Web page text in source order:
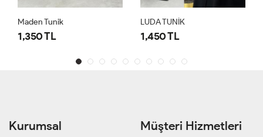
Maden Tunik
1,350 TL
LUDA TUNİK
1,450 TL
Kurumsal Müşteri Hizmetleri